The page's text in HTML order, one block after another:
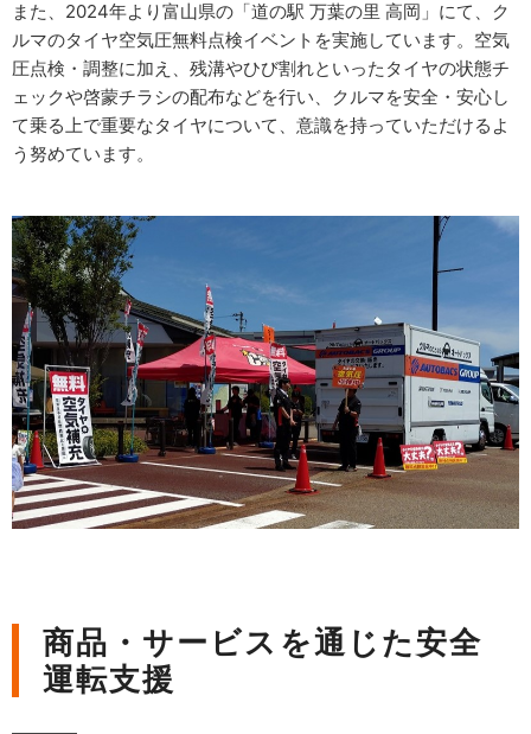
また、2024年より富山県の「道の駅 万葉の里 高岡」にて、ク
ルマのタイヤ空気圧無料点検イベントを実施しています。空気
圧点検・調整に加え、残溝やひび割れといったタイヤの状態チ
ェックや啓蒙チラシの配布などを行い、クルマを安全・安心し
て乗る上で重要なタイヤについて、意識を持っていただけるよ
う努めています。
商品・サービスを通じた安全
運転支援